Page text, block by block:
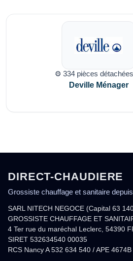
⚙️ 334 pièces
Deville Ménager
DIRECT-CHAUDIERE
Grossiste chauffage et sanitaire
SARL NITECH NEGOCE (Capital 63
GROSSISTE CHAUFFAGE ET
4 Ter rue du maréchal Leclerc, 54390
SIRET 532634540 00035
RCS Nancy A 532 634 540 / APE